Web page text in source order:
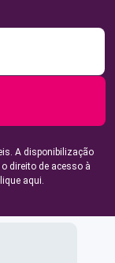
A disponibilização
direito de acesso à
aqui.